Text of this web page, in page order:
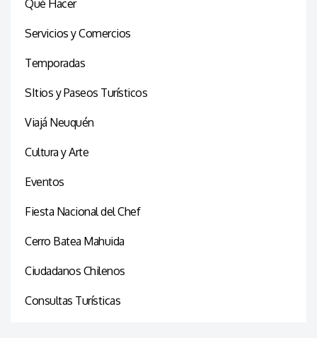
Qué Hacer
Servicios y Comercios
Temporadas
SItios y Paseos Turísticos
Viajá Neuquén
Cultura y Arte
Eventos
Fiesta Nacional del Chef
Cerro Batea Mahuida
Ciudadanos Chilenos
Consultas Turísticas